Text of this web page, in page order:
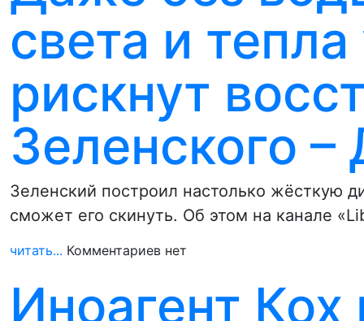
света и
рискнут
Зеленского –
Зеленский построил настолько жёсткую
сможет его скинуть. Об этом на канале
читать... Комментариев нет
Иноагент Кох